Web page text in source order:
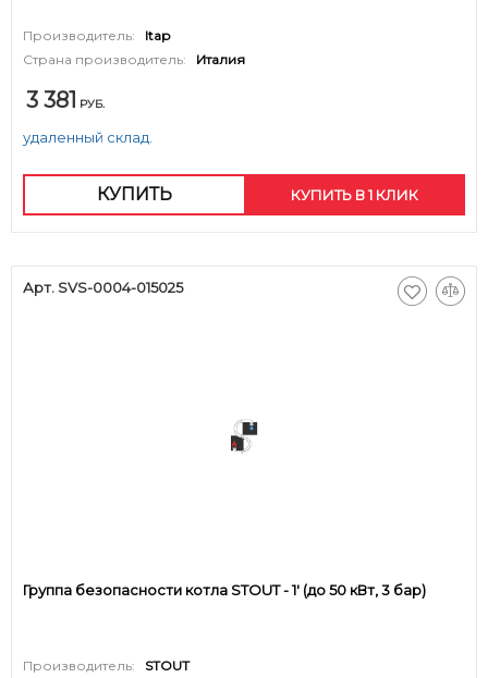
Производитель:
Itap
Страна производитель:
Италия
3 381 РУБ.
удаленный склад.
КУПИТЬ КУПИТЬ В 1 КЛИК
Арт. SVS-0004-015025
Группа безопасности котла STOUT - 1' (до 50 кВт, 3 бар)
Производитель:
STOUT